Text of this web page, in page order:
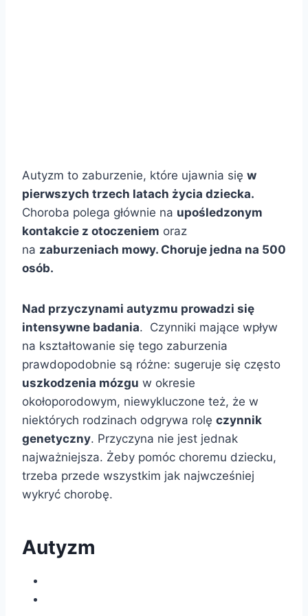
Autyzm to zaburzenie, które ujawnia się w
pierwszych trzech latach życia dziecka.
Choroba polega głównie na upośledzonym
kontakcie z otoczeniem oraz
na zaburzeniach mowy. Choruje jedna na 500
osób.
Nad przyczynami autyzmu prowadzi się
intensywne badania. Czynniki mające wpływ
na kształtowanie się tego zaburzenia
prawdopodobnie są różne: sugeruje się często
uszkodzenia mózgu w okresie
okołoporodowym, niewykluczone też, że w
niektórych rodzinach odgrywa rolę czynnik
genetyczny. Przyczyna nie jest jednak
najważniejsza. Żeby pomóc choremu dziecku,
trzeba przede wszystkim jak najwcześniej
wykryć chorobę.
Autyzm